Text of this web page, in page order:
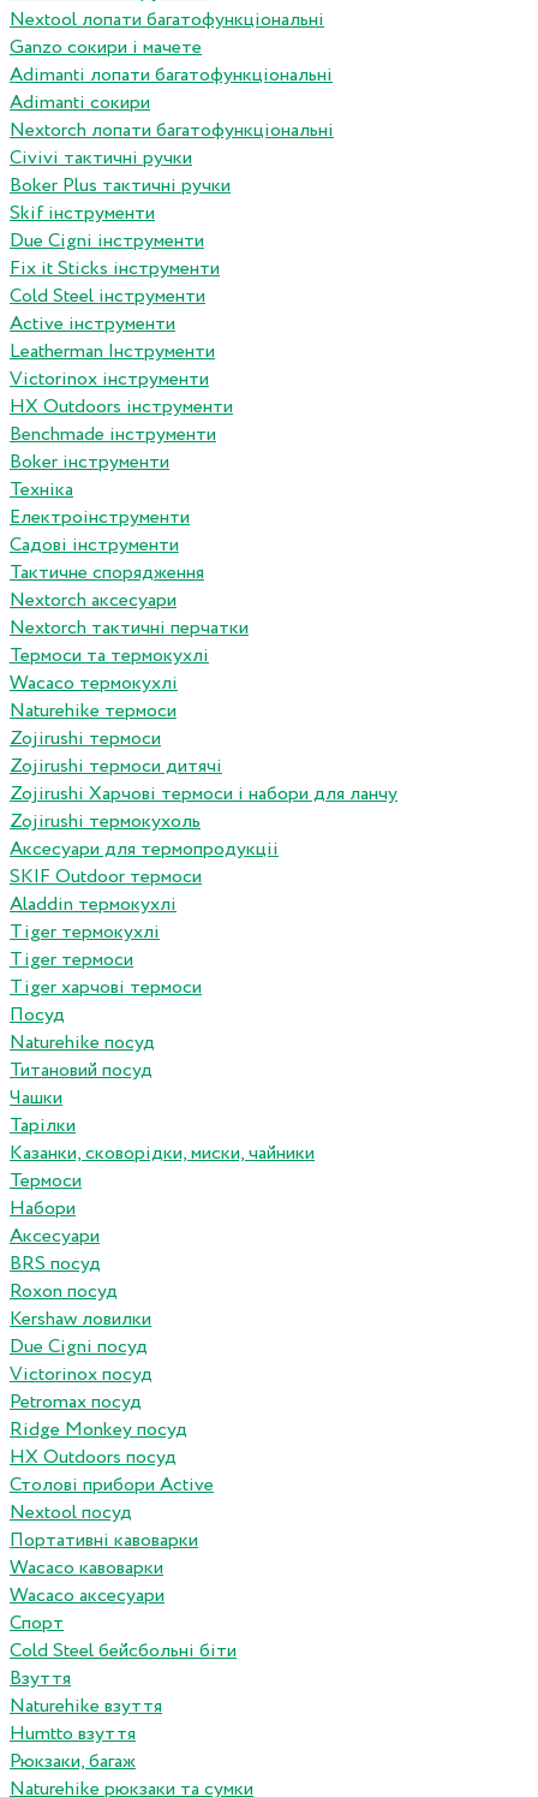
Nextool лопати багатофункціональні
Ganzo сокири і мачете
Adimanti лопати багатофункціональні
Adimanti сокири
Nextorch лопати багатофункціональні
Сivivi тактичні ручки
Boker Plus тактичні ручки
Skif інструменти
Due Cigni інструменти
Fix it Sticks інструменти
Сold Steel інструменти
Active інструменти
Leatherman Інструменти
Victorinox інструменти
HX Outdoors інструменти
Benchmade інструменти
Boker інструменти
Техніка
Електроінструменти
Садові інструменти
Тактичне спорядження
Nextorch аксесуари
Nextorch тактичні перчатки
Термоси та термокухлі
Wacaco термокухлі
Naturehike термоси
Zojirushi термоси
Zojirushi термоси дитячі
Zojirushi Харчові термоси і набори для ланчу
Zojirushi термокухоль
Аксесуари для термопродукціі
SKIF Outdoor термоси
Aladdin термокухлі
Tiger термокухлі
Tiger термоси
Tiger харчові термоси
Посуд
Naturehike посуд
Титановий посуд
Чашки
Тарілки
Казанки, сковорідки, миски, чайники
Термоси
Набори
Аксесуари
BRS посуд
Roxon посуд
Kershaw ловилки
Due Cigni посуд
Victorinox посуд
Petromax посуд
Ridge Monkey посуд
HX Outdoors посуд
Столові прибори Active
Nextool посуд
Портативні кавоварки
Wacaco кавоварки
Wacaco аксесуари
Спорт
Cold Steel бейсбольні біти
Взуття
Naturehike взуття
Humtto взуття
Рюкзаки, багаж
Naturehike рюкзаки та сумки